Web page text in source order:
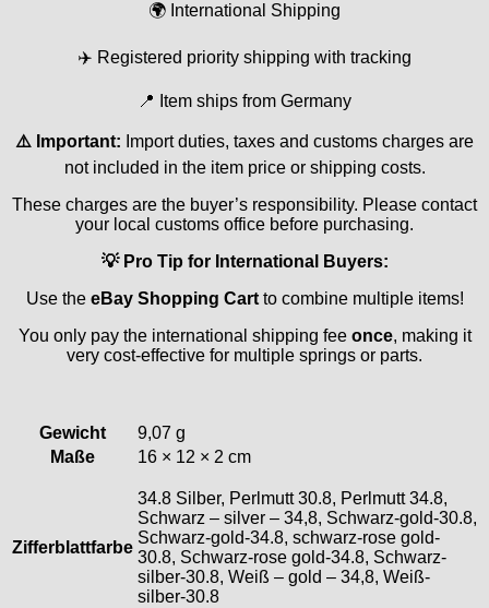
🌍 International Shipping
✈️ Registered priority shipping with tracking
📍 Item ships from Germany
⚠️ Important: Import duties, taxes and customs charges are
not included in the item price or shipping costs.
These charges are the buyer’s responsibility. Please contact
your local customs office before purchasing.
💡 Pro Tip for International Buyers:
Use the eBay Shopping Cartto combine multiple items!
You only pay the international shipping fee once, making it
very cost-effective for multiple springs or parts.
Gewicht
9,07 g
Maße
16 × 12 × 2 cm
Zifferblattfarbe
34.8 Silber, Perlmutt 30.8, Perlmutt 34.8,
Schwarz – silver – 34,8, Schwarz-gold-30.8,
Schwarz-gold-34.8, schwarz-rose gold-
30.8, Schwarz-rose gold-34.8, Schwarz-
silber-30.8, Weiß – gold – 34,8, Weiß-
silber-30.8